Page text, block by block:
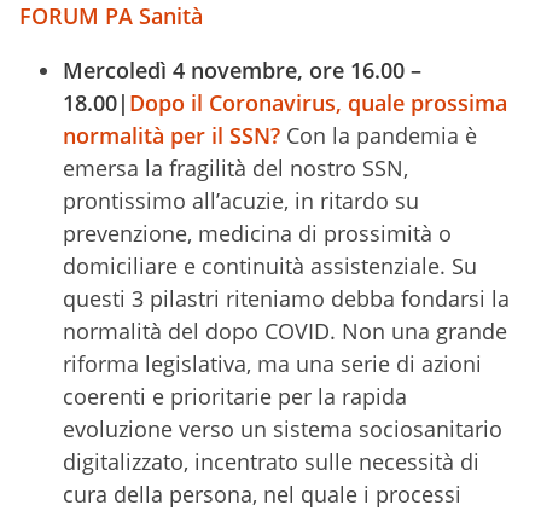
FORUM PA Sanità
Mercoledì 4 novembre, ore 16.00 –
18.00| Dopo il Coronavirus, quale prossima
normalità per il SSN? Con la pandemia è
emersa la fragilità del nostro SSN,
prontissimo all’acuzie, in ritardo su
prevenzione, medicina di prossimità o
domiciliare e continuità assistenziale. Su
questi 3 pilastri riteniamo debba fondarsi la
normalità del dopo COVID. Non una grande
riforma legislativa, ma una serie di azioni
coerenti e prioritarie per la rapida
evoluzione verso un sistema sociosanitario
digitalizzato, incentrato sulle necessità di
cura della persona, nel quale i processi